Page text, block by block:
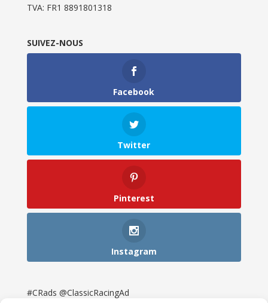
TVA: FR1 8891801318
SUIVEZ-NOUS
Facebook
Twitter
Pinterest
Instagram
#CRads @ClassicRacingAd